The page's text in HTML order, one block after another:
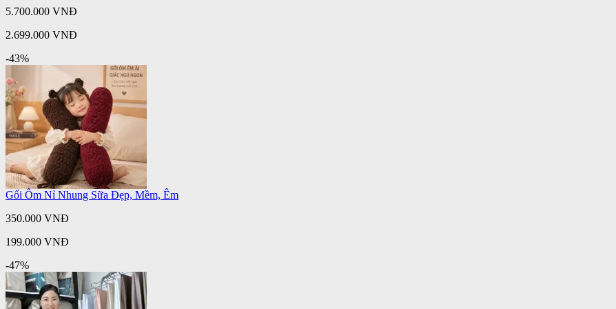
5.700.000 VNĐ
2.699.000 VNĐ
-43%
Gối Ôm Nỉ Nhung Sữa Đẹp, Mềm, Êm
350.000 VNĐ
199.000 VNĐ
-47%